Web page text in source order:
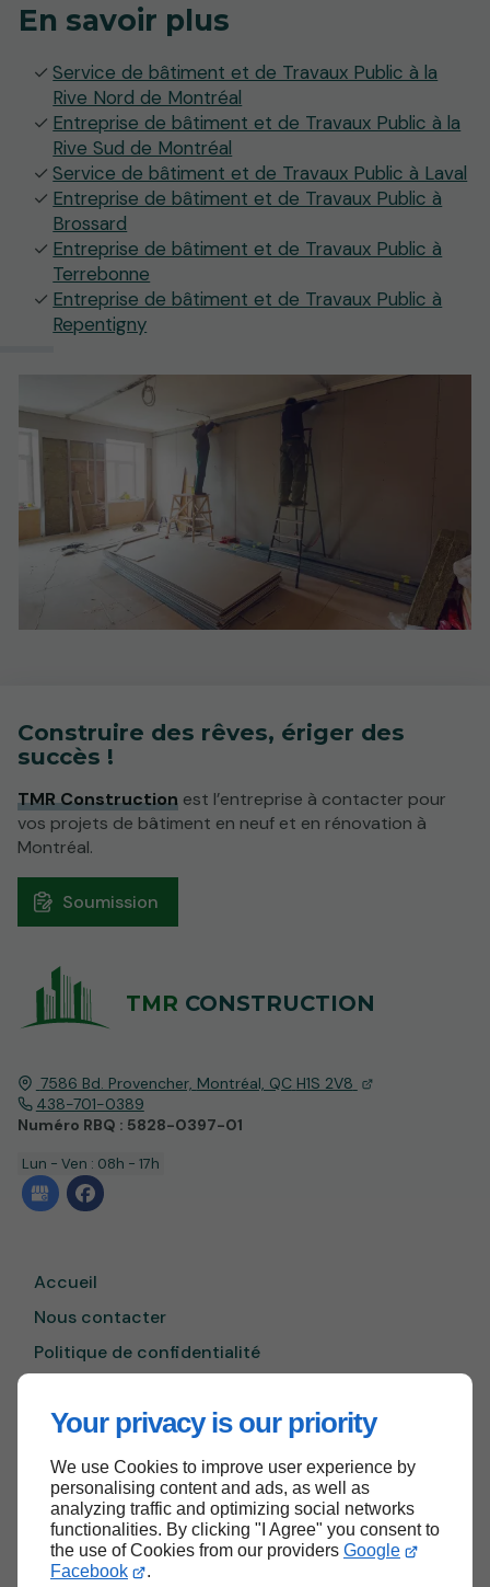
Your privacy is our priority
We use Cookies to improve user experience by
personalising content and ads, as well as
analyzing traffic and optimizing social networks
functionalities. By clicking "I Agree" you consent to
the use of Cookies from our providers Google
Facebook
.
En savoir plus
Service de bâtiment et de Travaux Public à la
Rive Nord de Montréal
Entreprise de bâtiment et de Travaux Public à la
Rive Sud de Montréal
Service de bâtiment et de Travaux Public à Laval
Entreprise de bâtiment et de Travaux Public à
Brossard
Entreprise de bâtiment et de Travaux Public à
Terrebonne
Entreprise de bâtiment et de Travaux Public à
Repentigny
TMR CONSTRUCTION
7586 Bd. Provencher, Montréal, QC H1S 2V8
438-701-0389
Numéro RBQ : 5828-0397-01
Lun - Ven : 08h - 17h
Accueil
Nous contacter
Politique de confidentialité
Construire des rêves, ériger des
succès !
TMR Construction est l’entreprise à contacter pour
vos projets de bâtiment en neuf et en rénovation à
Montréal.
Soumission
Haut de page